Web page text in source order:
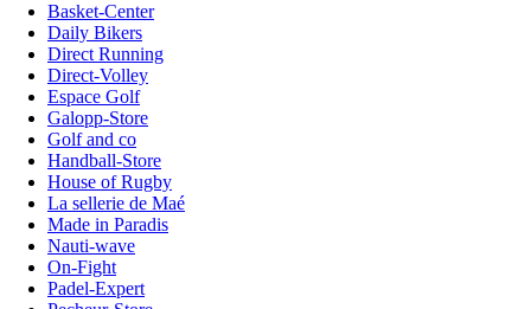
Basket-Center
Daily Bikers
Direct Running
Direct-Volley
Espace Golf
Galopp-Store
Golf and co
Handball-Store
House of Rugby
La sellerie de Maé
Made in Paradis
Nauti-wave
On-Fight
Padel-Expert